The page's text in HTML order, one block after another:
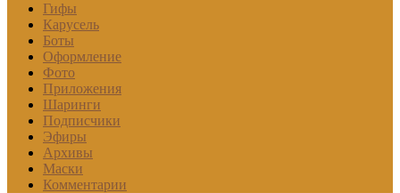
Гифы
Карусель
Боты
Оформление
Фото
Приложения
Шаринги
Подписчики
Эфиры
Архивы
Маски
Комментарии